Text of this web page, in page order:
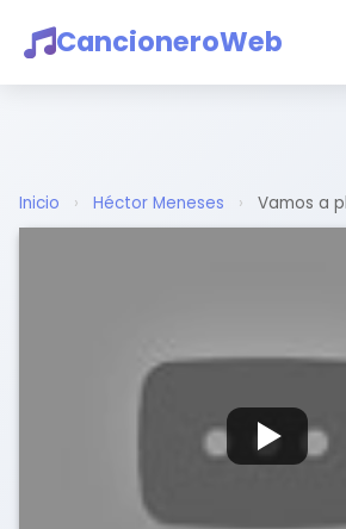
CancioneroWeb
Inicio › Héctor Meneses › Vamos a